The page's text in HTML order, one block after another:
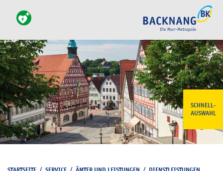
SCHNELL-
AUSWAHL